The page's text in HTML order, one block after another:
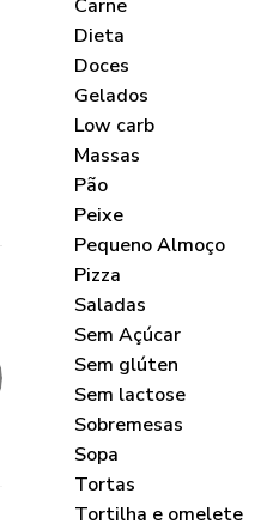
Carne
Dieta
Doces
Gelados
Low carb
Massas
Pão
Peixe
Pequeno Almoço
Pizza
Saladas
Sem Açúcar
Sem glúten
Sem lactose
Sobremesas
Sopa
Tortas
Tortilha e omelete